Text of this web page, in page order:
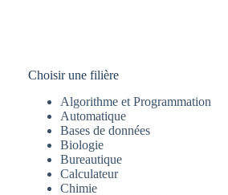
Choisir une filière
Algorithme et Programmation
Automatique
Bases de données
Biologie
Bureautique
Calculateur
Chimie